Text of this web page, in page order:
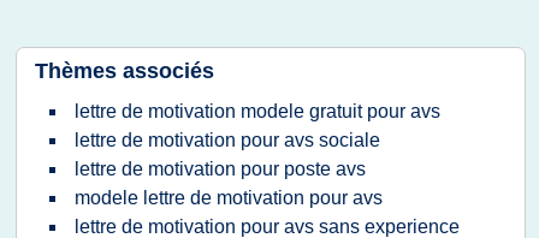
Thèmes associés
lettre de motivation modele gratuit pour avs
lettre de motivation pour avs sociale
lettre de motivation pour poste avs
modele lettre de motivation pour avs
lettre de motivation pour avs sans experience